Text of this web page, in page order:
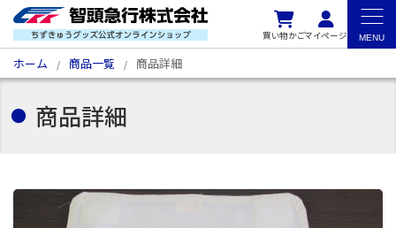
買い物かごマイページ
ホーム 商品一覧 商品詳細
商品詳細